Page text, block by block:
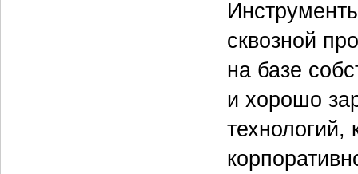
сквозной
на базе
и хорошо
технологий,